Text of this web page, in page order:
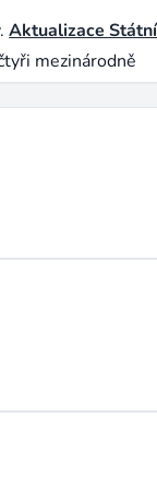
Aktualizace Státní
mezinárodně
za nimi.
trhu
týmy
GUI
rámce typu